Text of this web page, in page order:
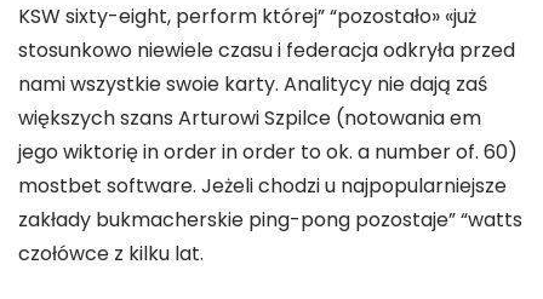
KSW sixty-eight, perform której” “pozostało» «już
stosunkowo niewiele czasu i federacja odkryła przed
nami wszystkie swoie karty. Analitycy nie dają zaś
większych szans Arturowi Szpilce (notowania em
jego wiktorię in order in order to ok. a number of. 60)
mostbet software. Jeżeli chodzi u najpopularniejsze
zakłady bukmacherskie ping-pong pozostaje” “watts
czołówce z kilku lat.